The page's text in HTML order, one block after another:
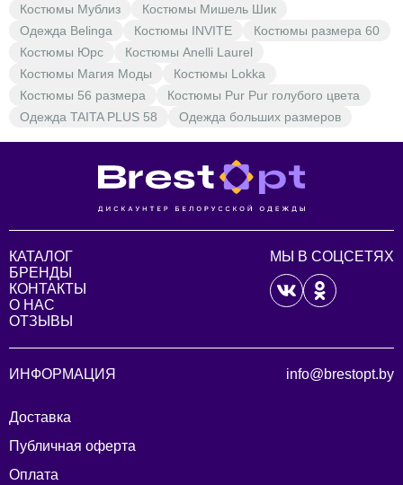
Костюмы Мублиз
Костюмы Мишель Шик
Одежда Belinga
Костюмы INVITE
Костюмы размера 60
Костюмы Юрс
Костюмы Anelli Laurel
Костюмы Магия Моды
Костюмы Lokka
Костюмы 56 размера
Костюмы Pur Pur голубого цвета
Одежда TAITA PLUS 58
Одежда больших размеров
КАТАЛОГ
БРЕНДЫ
КОНТАКТЫ
О НАС
ОТЗЫВЫ
МЫ В СОЦСЕТЯХ
ИНФОРМАЦИЯ
Доставка
Публичная оферта
Оплата
info@brestopt.by